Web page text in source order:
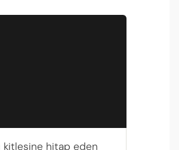
kitlesine hitap eden